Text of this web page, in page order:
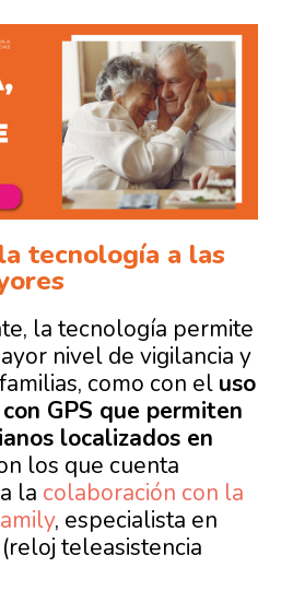
tecnología a las
la tecnología permite
nivel de vigilancia y
como con el uso
GPS que permiten
localizados en
los que cuenta
la colaboración con la
, especialista en
teleasistencia